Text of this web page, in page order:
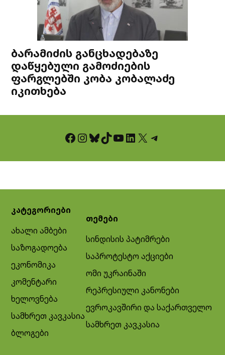
ბარამიძის განცხადებაზე
დაწყებული გამოძიების
ფარგლებში კობა კობალაძე
იკითხება
Facebook InstagramBluesky TikTok YouTube LinkedIn X Telegram
კატეგორიები
ახალი ამბები
საზოგადოება
ეკონომიკა
კომენტარი
ხელოვნება
სამხრეთ კავკასია
ბლოგები
თემები
სინდისის პატიმრები
საპროტესტო აქციები
ომი უკრაინაში
რეპრესიული კანონები
ევროკავშირი და საქართველო
სამხრეთ კავკასია